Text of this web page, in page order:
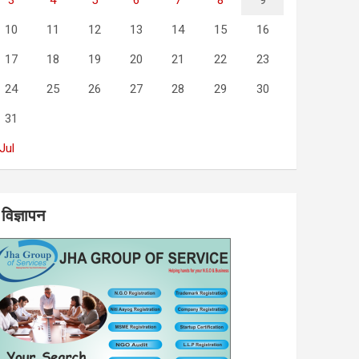
10 11 12 13 14 15 16
17 18 19 20 21 22 23
24 25 26 27 28 29 30
31
विज्ञापन